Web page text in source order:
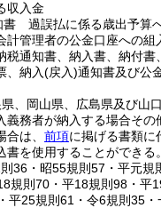
収入金
書 過誤払に係る歳出予算
管理者の公金口座への組
通知書、納入書、納付書
、納入(戻入)通知書及び公
、岡山県、広島県及び山
義務者が納入する場合その
は、 前項に掲げる書類に
書を使用することができる。
36・昭55規則57・平元規
規則70・平18規則98・平
平25規則61・令6規則35・